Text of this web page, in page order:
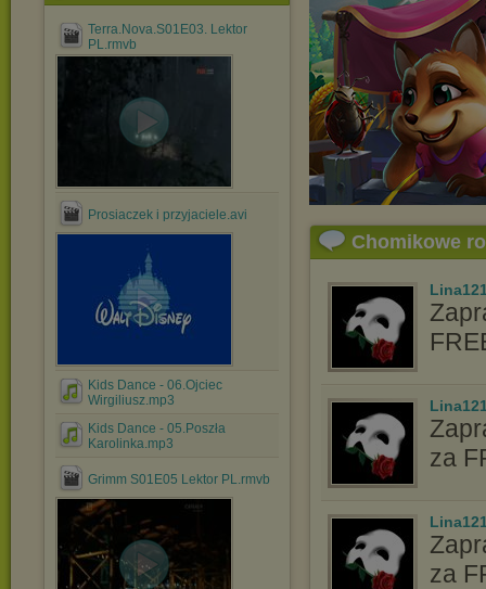
Terra.Nova.S01E03. Lektor
PL.rmvb
Prosiaczek i przyjaciele.avi
Kids Dance - 06.Ojciec
Wirgiliusz.mp3
Kids Dance - 05.Poszła
Karolinka.mp3
Grimm S01E05 Lektor PL.rmvb
Chomikowe
za
za